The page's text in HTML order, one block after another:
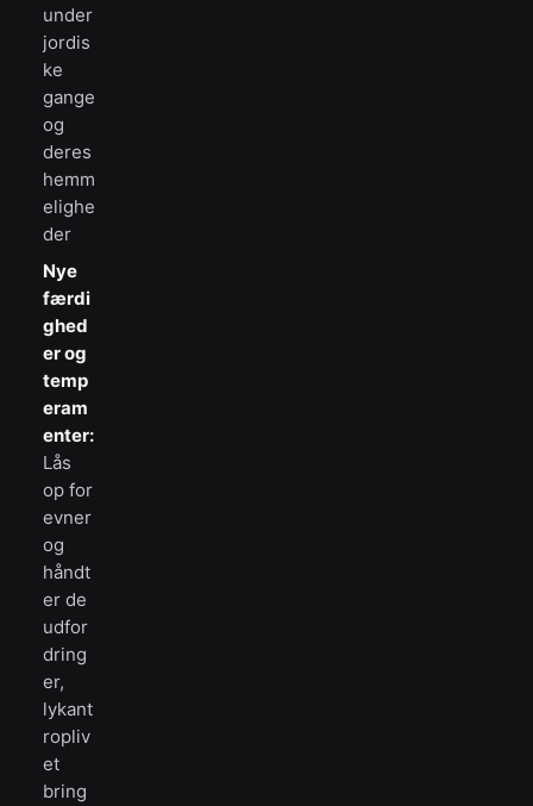
under
jordis
ke
gange
og
deres
hemm
elighe
der
Nye
færdi
ghed
er og
temp
eram
enter:
Lås
op for
evner
og
håndt
er de
udfor
dring
er,
lykant
ropliv
et
bring